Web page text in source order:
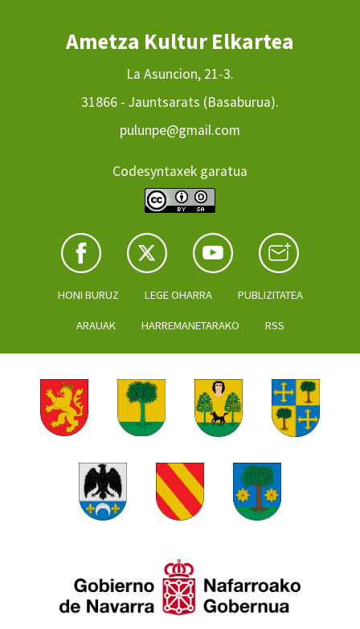
Ametza Kultur Elkartea
La Asuncion, 21-3.
31866 - Jauntsarats (Basaburua).
pulunpe@gmail.com
Codesyntaxek garatua
HONI BURUZ LEGE OHARRA PUBLIZITATEA
ARAUAK HARREMANETARAKO RSS